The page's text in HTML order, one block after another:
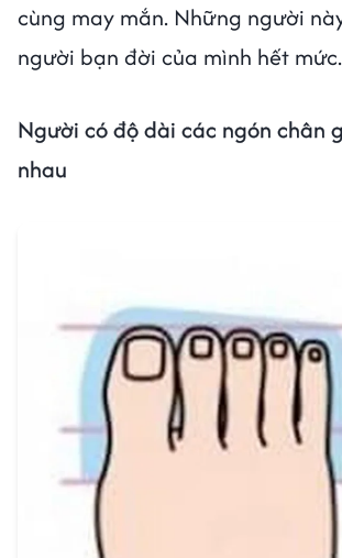
cùng may mắn. Những người
người bạn đời của mình hết mức.
Người có độ dài các ngón chân
nhau